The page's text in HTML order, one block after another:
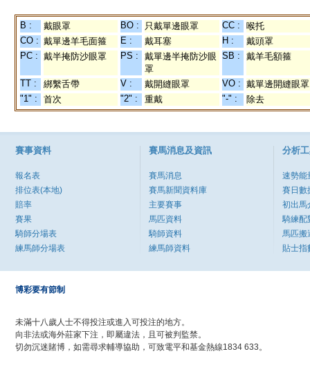
B : 戴眼罩 BO : 只戴單邊眼罩 CC :
喉托
CO : 戴單邊羊毛面箍 E : 戴耳塞 H :
戴頭罩
PC : 戴半掩防沙眼罩 PS :
戴單邊半掩防沙眼
罩
SB : 戴羊毛額箍
TT : 綁繫舌帶 V : 戴開縫眼罩 VO : 戴單邊開縫眼罩
"1" :
首次 "2" : 重戴 "-" : 除去
賽事資料
報名表
排位表(本地)
賠率
賽果
騎師分場表
練馬師分場表
賽馬消息及資訊
賽馬消息
賽馬新聞資料庫
主要賽事
馬匹資料
騎師資料
練馬師資料
分析
速勢能
賽日數
初出馬
騎練配
馬匹搬
貼士指
博彩要有節制
未滿十八歲人士不得投注或進入可投注的地方。
向非法或海外莊家下注，即屬違法，且可被判監禁。
切勿沉迷賭博，如需尋求輔導協助，可致電平和基金熱線1834 633。